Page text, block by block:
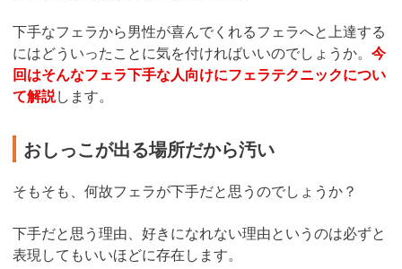
下手なフェラから男性が喜んでくれるフェラへと上達する
にはどういったことに気を付ければいいのでしょうか。 今
回はそんなフェラ下手な人向けにフェラテクニックについ
て解説します。
おしっこが出る場所だから汚い
そもそも、何故フェラが下手だと思うのでしょうか？
下手だと思う理由、好きになれない理由というのは必ずと
表現してもいいほどに存在します。